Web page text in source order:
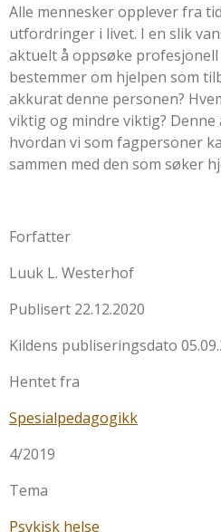
Alle mennesker opplever fra
utfordringer i livet. I en slik
aktuelt å oppsøke profesjonell
bestemmer om hjelpen som
akkurat denne personen?
viktig og mindre viktig?
hvordan vi som fagpersoner
sammen med den som søker
Forfatter
Luuk L. Westerhof
Publisert 22.12.2020
Kildens publiseringsdato
Hentet fra
Spesialpedagogikk
4/2019
Tema
Psykisk helse